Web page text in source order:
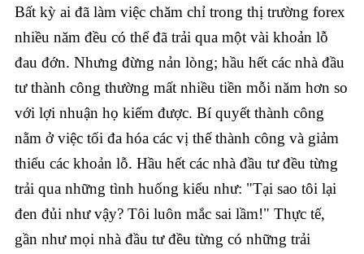
Bất kỳ ai đã làm việc chăm chỉ trong thị trường forex
nhiều năm đều có thể đã trải qua một vài khoản lỗ
đau đớn. Nhưng đừng nản lòng; hầu hết các nhà đầu
tư thành công thường mất nhiều tiền mỗi năm hơn so
với lợi nhuận họ kiếm được. Bí quyết thành công
nằm ở việc tối đa hóa các vị thế thành công và giảm
thiểu các khoản lỗ. Hầu hết các nhà đầu tư đều từng
trải qua những tình huống kiểu như: "Tại sao tôi lại
đen đủi như vậy? Tôi luôn mắc sai lầm!" Thực tế,
gần như mọi nhà đầu tư đều từng có những trải